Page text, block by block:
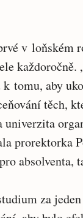
v loňském
tomu, aby
těch,
prorektorka
absolventa,
za